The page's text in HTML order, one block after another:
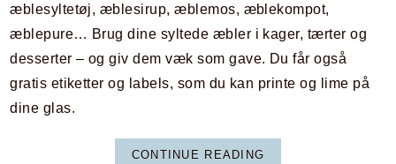
æblesyltetøj, æblesirup, æblemos, æblekompot,
æblepure… Brug dine syltede æbler i kager, tærter og
desserter – og giv dem væk som gave. Du får også
gratis etiketter og labels, som du kan printe og lime på
dine glas.
CONTINUE READING